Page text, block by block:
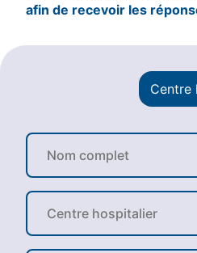
afin de recevoir les
Centre
N
m
c
p
C
n
t